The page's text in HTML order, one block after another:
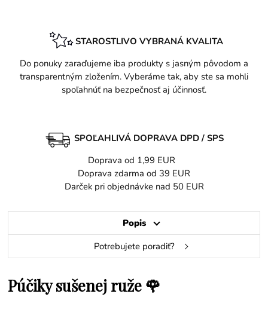
STAROSTLIVO VYBRANÁ KVALITA
Do ponuky zaraďujeme iba produkty s jasným pôvodom a
transparentným zložením. Vyberáme tak, aby ste sa mohli
spoľahnúť na bezpečnosť aj účinnosť.
SPOĽAHLIVÁ DOPRAVA DPD / SPS
Doprava od 1,99 EUR
Doprava zdarma od 39 EUR
Darček pri objednávke nad 50 EUR
Popis
Potrebujete poradiť?
Púčiky sušenej ruže 🌹